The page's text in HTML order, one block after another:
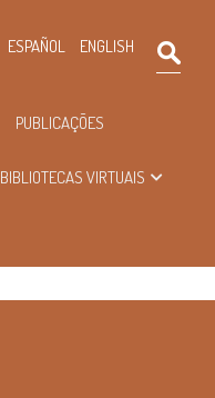
ESPAÑOL ENGLISH
PUBLICAÇÕES
BIBLIOTECAS VIRTUAIS